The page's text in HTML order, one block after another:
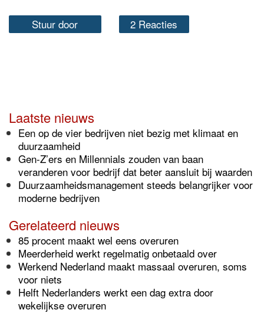
Stuur door 2 Reacties
Laatste nieuws
Een op de vier bedrijven niet bezig met klimaat en
duurzaamheid
Gen-Z’ers en Millennials zouden van baan
veranderen voor bedrijf dat beter aansluit bij waarden
Duurzaamheidsmanagement steeds belangrijker voor
moderne bedrijven
Gerelateerd nieuws
85 procent maakt wel eens overuren
Meerderheid werkt regelmatig onbetaald over
Werkend Nederland maakt massaal overuren, soms
voor niets
Helft Nederlanders werkt een dag extra door
wekelijkse overuren